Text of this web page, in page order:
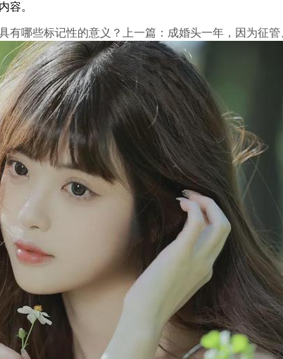
容。
哪些标记性的意义？上一篇：成婚头一年，因为征管